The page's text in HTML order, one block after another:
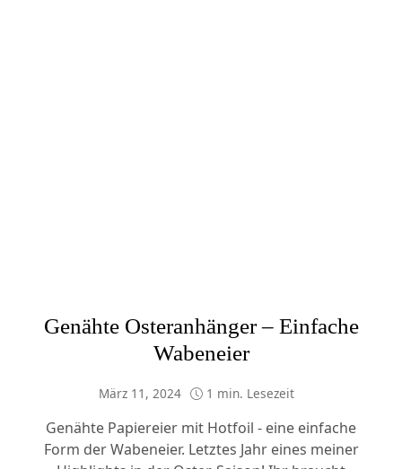
Genähte Osteranhänger – Einfache
Wabeneier
März 11, 2024 1 min. Lesezeit
Genähte Papiereier mit Hotfoil - eine einfache
Form der Wabeneier. Letztes Jahr eines meiner